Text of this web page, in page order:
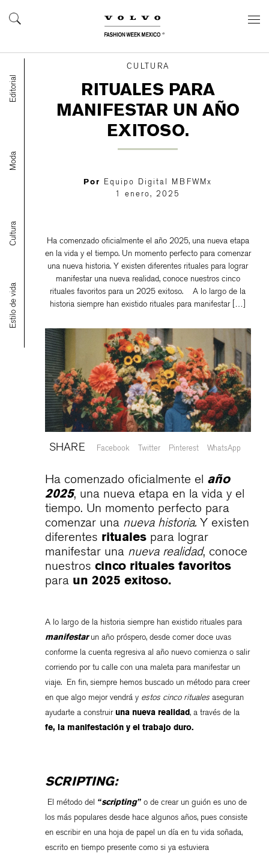
Editorial
Moda
Cultura
Estilo de vida
CULTURA
RITUALES PARA
MANIFESTAR UN AÑO
EXITOSO.
Por
Equipo Digital MBFWMx
1 enero, 2025
Ha comenzado oficialmente el año 2025, una nueva etapa
en la vida y el tiempo. Un momento perfecto para comenzar
una nueva historia. Y existen diferentes rituales para lograr
manifestar una nueva realidad, conoce nuestros cinco
rituales favoritos para un 2025 exitoso. A lo largo de la
historia siempre han existido rituales para manifestar […]
SHARE Facebook Twitter Pinterest WhatsApp
Ha comenzado oficialmente el año
2025, una nueva etapa en la vida y el
tiempo. Un momento perfecto para
comenzar una nueva historia. Y existen
diferentes rituales para lograr
manifestar una nueva realidad, conoce
nuestros cinco rituales favoritos
para un 2025 exitoso.
A lo largo de la historia siempre han existido rituales para
manifestarun año próspero, desde comer doce uvas
conforme la cuenta regresiva al año nuevo comienza o salir
corriendo por tu calle con una maleta para manifestar un
viaje. En fin, siempre hemos buscado un método para creer
en que algo mejor vendrá y estos cinco rituales aseguran
ayudarte a construiruna nueva realidad, a través de la
fe, la manifestación y el trabajo duro.
SCRIPTING:
El método del “scripting”o de crear un guión es uno de
los más populares desde hace algunos años, pues consiste
en escribir en una hoja de papel un día en tu vida soñada,
escrito en tiempo presente como si ya estuviera